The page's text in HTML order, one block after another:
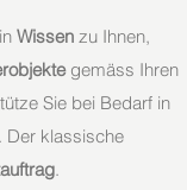
Wissen zu Ihnen,
gemäss Ihren
Sie bei Bedarf in
Der klassische
.